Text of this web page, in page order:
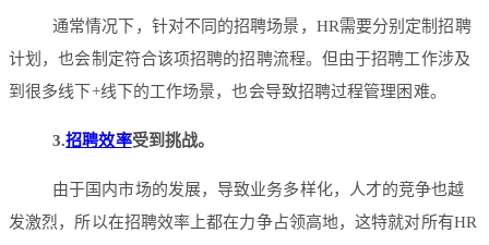
通常情况下，针对不同的招聘场景，HR需要分别定制招聘
计划，也会制定符合该项招聘的招聘流程。但由于招聘工作涉及
到很多线下+线下的工作场景，也会导致招聘过程管理困难。
3.招聘效率受到挑战。
由于国内市场的发展，导致业务多样化，人才的竞争也越
发激烈，所以在招聘效率上都在力争占领高地，这特就对所有HR